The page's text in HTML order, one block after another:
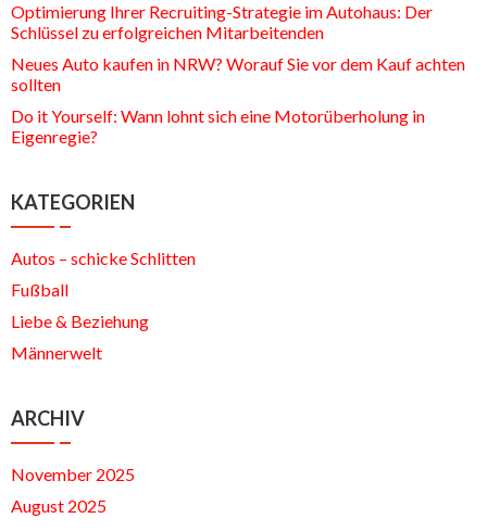
Optimierung Ihrer Recruiting-Strategie im Autohaus: Der
Schlüssel zu erfolgreichen Mitarbeitenden
Neues Auto kaufen in NRW? Worauf Sie vor dem Kauf achten
sollten
Do it Yourself: Wann lohnt sich eine Motorüberholung in
Eigenregie?
KATEGORIEN
Autos – schicke Schlitten
Fußball
Liebe & Beziehung
Männerwelt
ARCHIV
November 2025
August 2025